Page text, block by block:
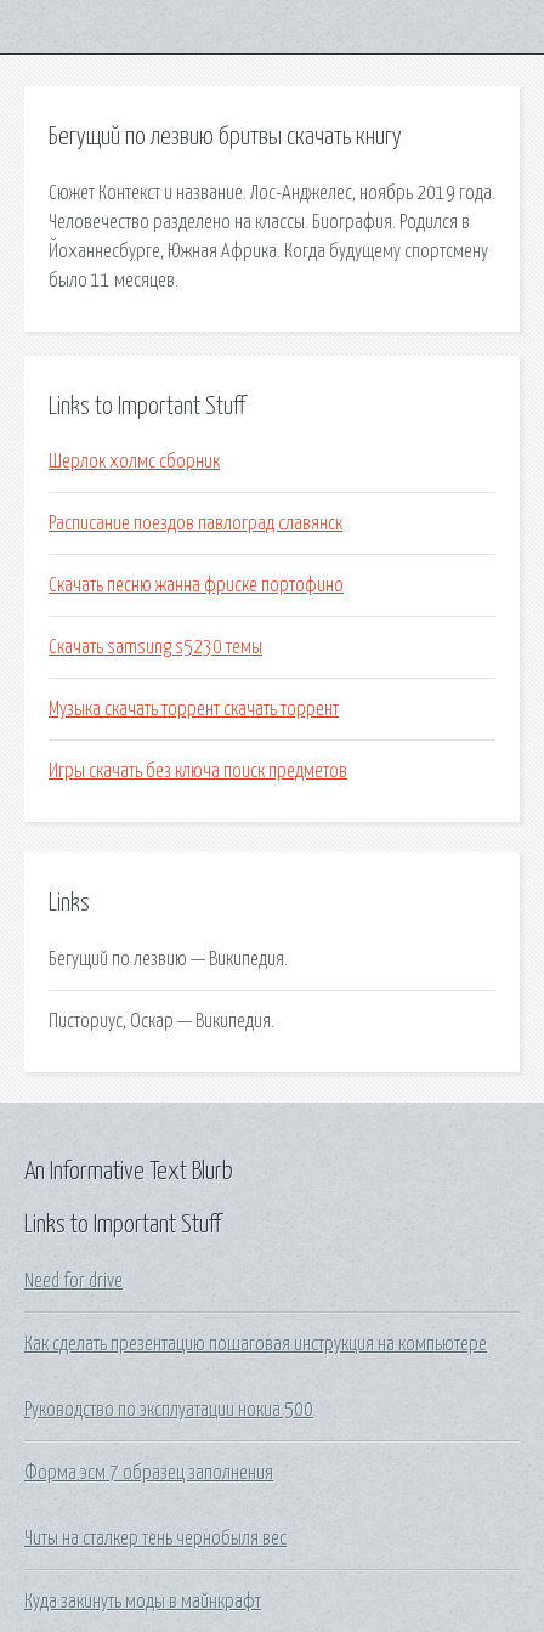
Бегущий по лезвию бритвы скачать книгу
Сюжет Контекст и название. Лос-Анджелес, ноябрь 2019 года.
Человечество разделено на классы. Биография. Родился в
Йоханнесбурге, Южная Африка. Когда будущему спортсмену
было 11 месяцев.
Links to Important Stuff
Шерлок холмс сборник
Расписание поездов павлоград славянск
Скачать песню жанна фриске портофино
Скачать samsung s5230 темы
Музыка скачать торрент скачать торрент
Игры скачать без ключа поиск предметов
Links
Бегущий по лезвию — Википедия.
Писториус, Оскар — Википедия.
Links to Important Stuff
Need for drive
Как сделать презентацию пошаговая инструкция на компьютере
Руководство по эксплуатации нокиа 500
Форма эсм 7 образец заполнения
Читы на сталкер тень чернобыля вес
Куда закинуть моды в майнкрафт
An Informative Text Blurb